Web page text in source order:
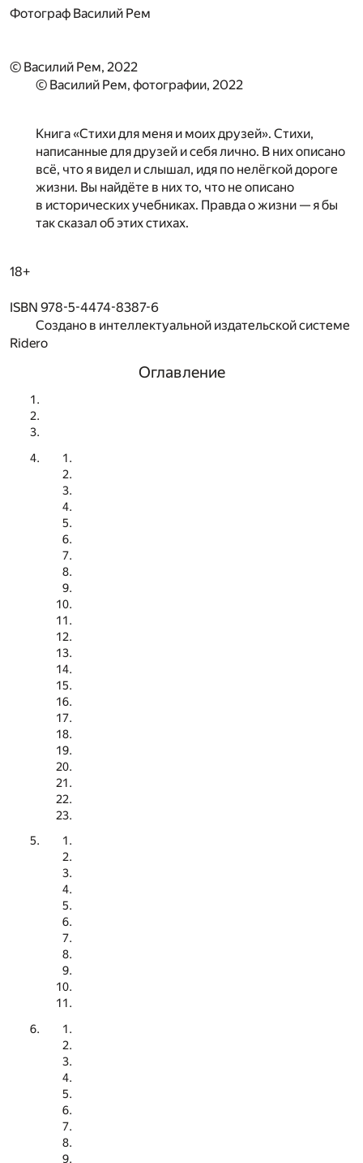
Фотограф Василий Рем
© Василий Рем, 2022
© Василий Рем, фотографии, 2022
Книга «Стихи для меня и моих друзей». Стихи,
написанные для друзей и себя лично. В них описано
всё, что я видел и слышал, идя по нелёгкой дороге
жизни. Вы найдёте в них то, что не описано
в исторических учебниках. Правда о жизни — я бы
так сказал об этих стихах.
18+
ISBN 978-5-4474-8387-6
Создано в интеллектуальной издательской системе
Ridero
Оглавление